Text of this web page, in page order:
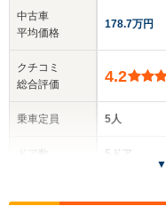
中古車
平均価格
クチコミ
総合評価
乗車定員
178.7万円
4.2
5人
5ドア
全高
▼